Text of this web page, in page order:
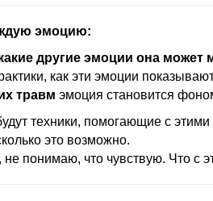
эмоцию:
другие эмоции она может
как эти эмоции
травм эмоция становится
техники, помогающие с
это возможно.
не понимаю, что чувствую. Что с